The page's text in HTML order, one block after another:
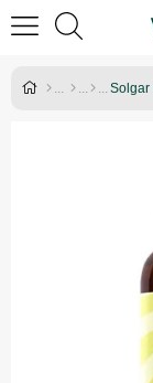
Solgar